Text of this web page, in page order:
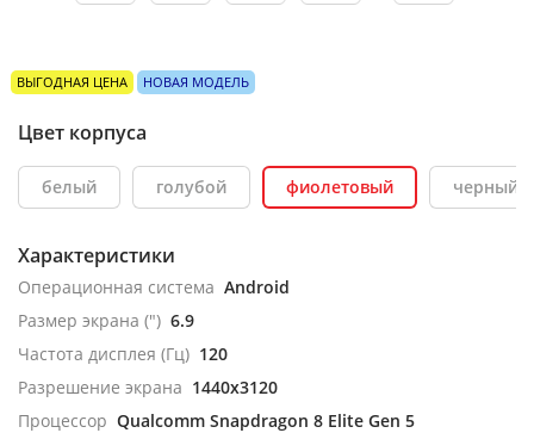
ВЫГОДНАЯ ЦЕНА НОВАЯ МОДЕЛЬ
Цвет корпуса
белый голубой фиолетовый черный
Характеристики
Операционная система Android
Размер экрана (") 6.9
Частота дисплея (Гц) 120
Разрешение экрана 1440x3120
Процессор Qualcomm Snapdragon 8 Elite Gen 5